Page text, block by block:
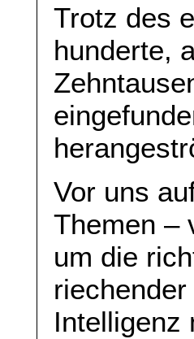
Trotz des
hunderte,
Vor uns
Themen –
um die
Intelligenz